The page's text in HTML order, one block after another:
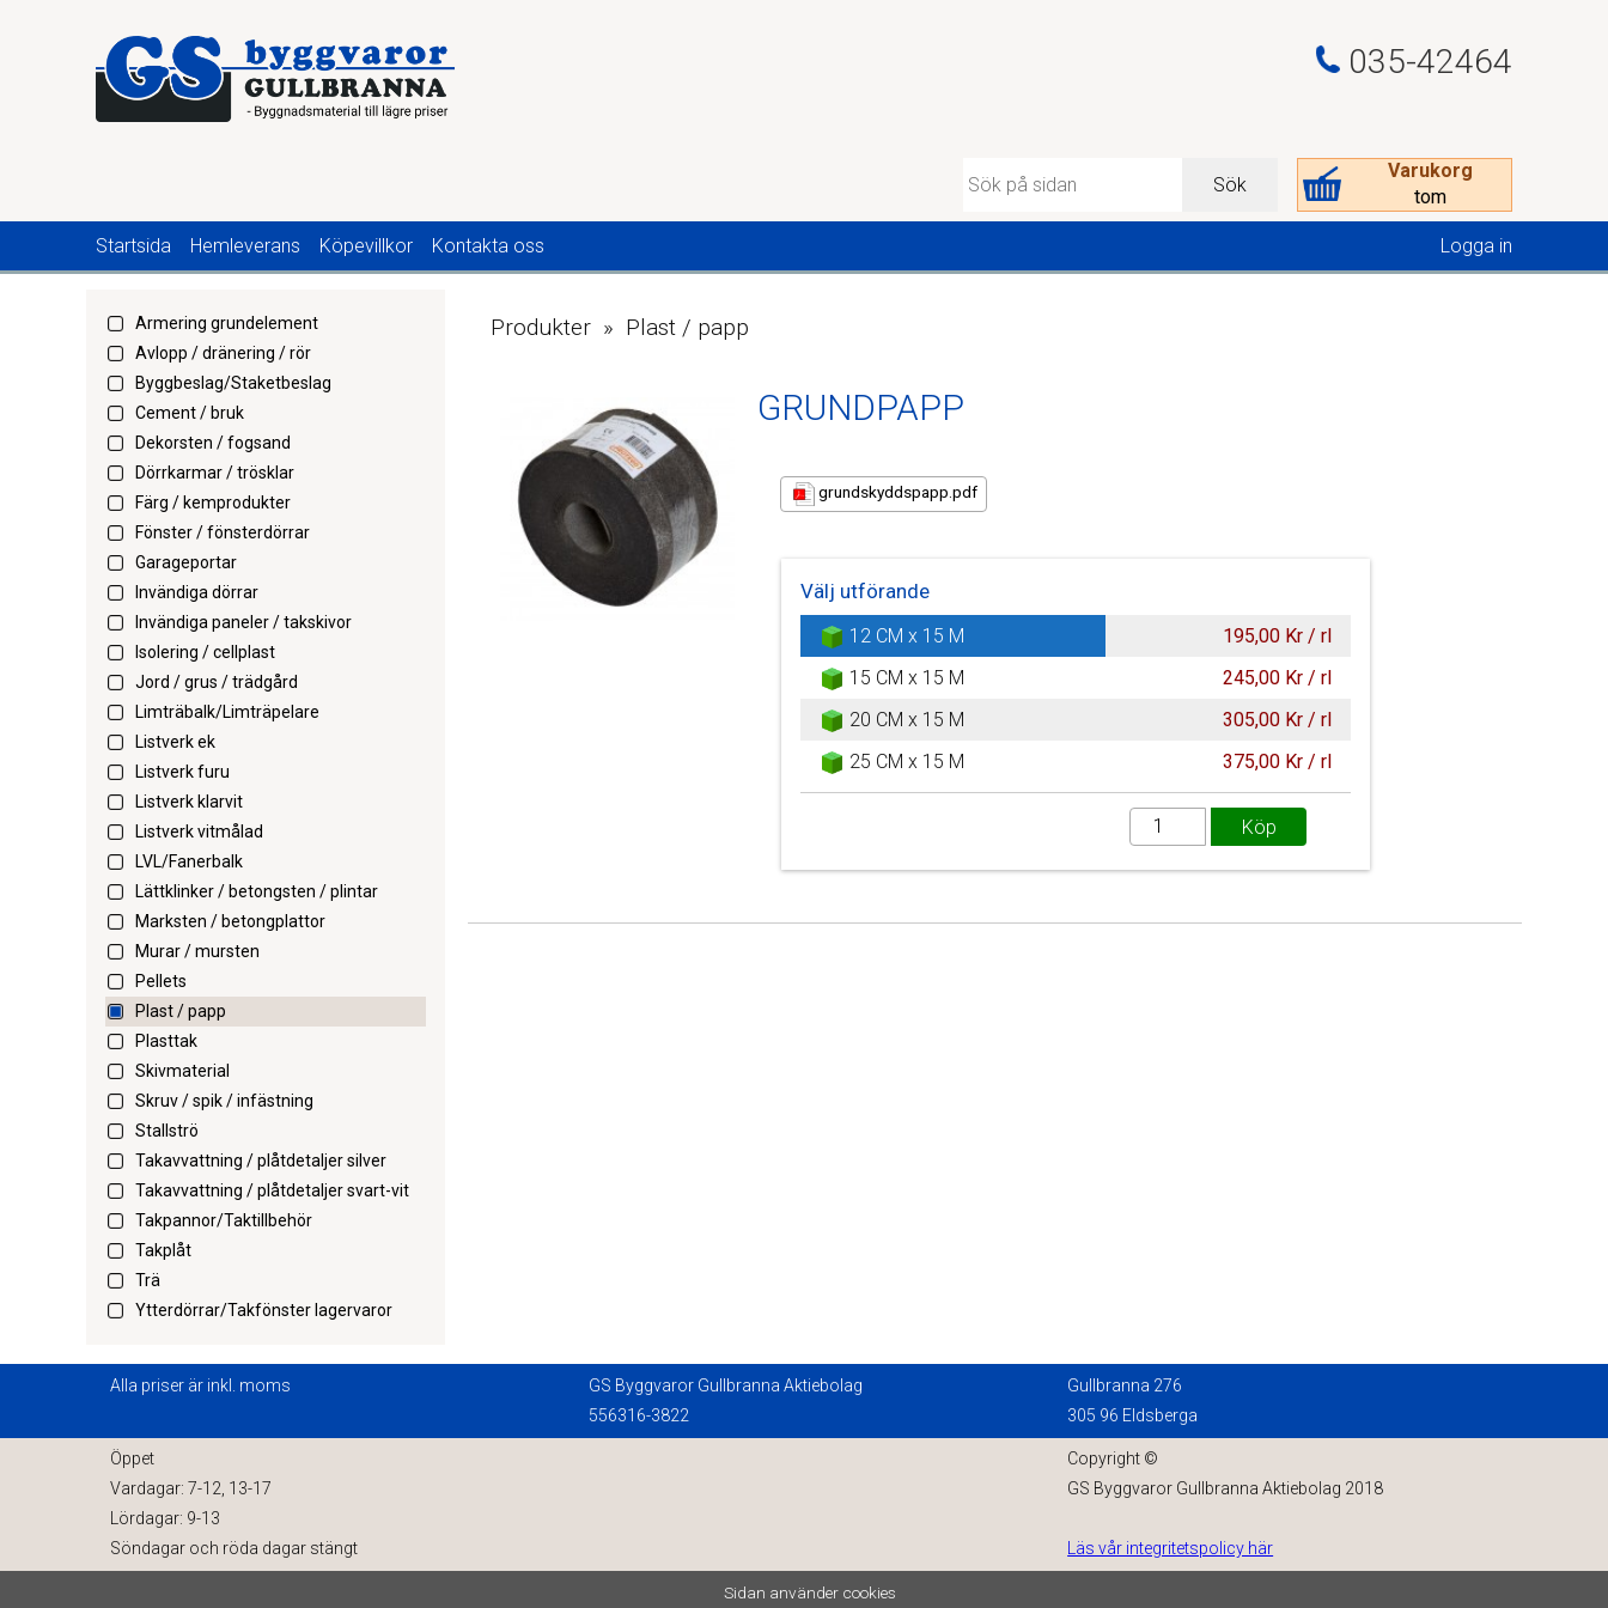
035-42464
Varukorg
tom
Sök
Startsida Hemleverans Köpevillkor Kontakta oss Logga in
Armering grundelement
Avlopp / dränering / rör
Byggbeslag/Staketbeslag
Cement / bruk
Dekorsten / fogsand
Dörrkarmar / trösklar
Färg / kemprodukter
Fönster / fönsterdörrar
Garageportar
Invändiga dörrar
Invändiga paneler / takskivor
Isolering / cellplast
Jord / grus / trädgård
Limträbalk/Limträpelare
Listverk ek
Listverk furu
Listverk klarvit
Listverk vitmålad
LVL/Fanerbalk
Lättklinker / betongsten / plintar
Marksten / betongplattor
Murar / mursten
Pellets
Plast / papp
Plasttak
Skivmaterial
Skruv / spik / infästning
Stallströ
Takavvattning / plåtdetaljer silver
Takavvattning / plåtdetaljer svart-vit
Takpannor/Taktillbehör
Takplåt
Trä
Ytterdörrar/Takfönster lagervaror
Produkter » Plast / papp
GRUNDPAPP
grundskyddspapp.pdf
Välj utförande
12 CM x 15 M
195,00 Kr / rl
15 CM x 15 M
245,00 Kr / rl
20 CM x 15 M
305,00 Kr / rl
25 CM x 15 M
375,00 Kr / rl
Alla priser är inkl. moms
GS Byggvaror Gullbranna Aktiebolag
556316-3822
Gullbranna 276
305 96 Eldsberga
Öppet
Vardagar: 7-12, 13-17
Lördagar: 9-13
Söndagar och röda dagar stängt
Copyright ©
GS Byggvaror Gullbranna Aktiebolag 2018
Läs vår integritetspolicy här
Sidan använder cookies